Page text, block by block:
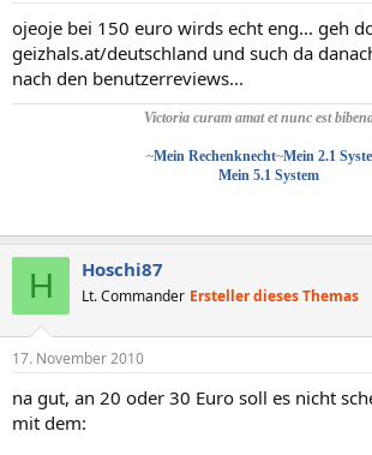
ojeoje bei 150 euro wirds echt eng... geh
geizhals.at/deutschland und such da
nach den benutzerreviews...
Victoria curam amat et nunc est
~Mein Rechenknecht~Mein 2.1
Mein 5.1 System
H Hoschi87
Lt. Commander Ersteller dieses Themas
17. November 2010
na gut, an 20 oder 30 Euro soll es nicht
mit dem: